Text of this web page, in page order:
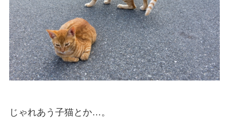
じゃれあう子猫とか…。